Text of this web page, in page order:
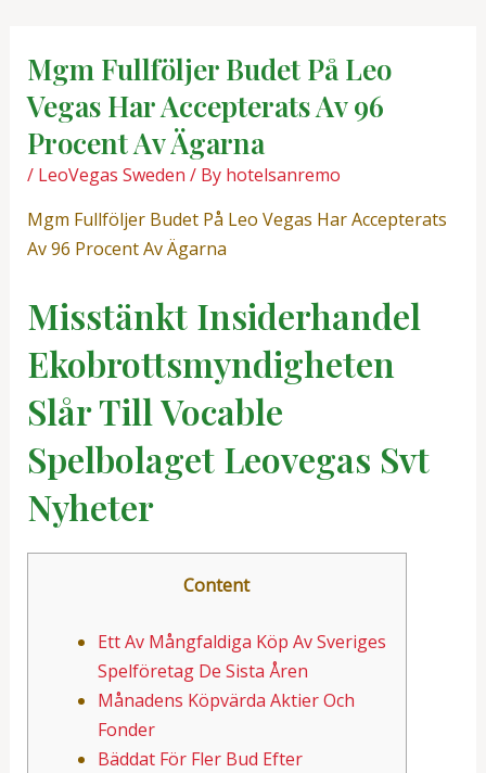
contentMgm Fullföljer Budet På Leo
Vegas Har Accepterats Av 96
Procent Av Ägarna
/ LeoVegas Sweden / By hotelsanremo
Mgm Fullföljer Budet På Leo Vegas Har Accepterats
Av 96 Procent Av Ägarna
Misstänkt Insiderhandel
Ekobrottsmyndigheten
Slår Till Vocable
Spelbolaget Leovegas Svt
Nyheter
Content
Ett Av Mångfaldiga Köp Av Sveriges
Spelföretag De Sista Åren
Månadens Köpvärda Aktier Och
Fonder
Bäddat För Fler Bud Efter